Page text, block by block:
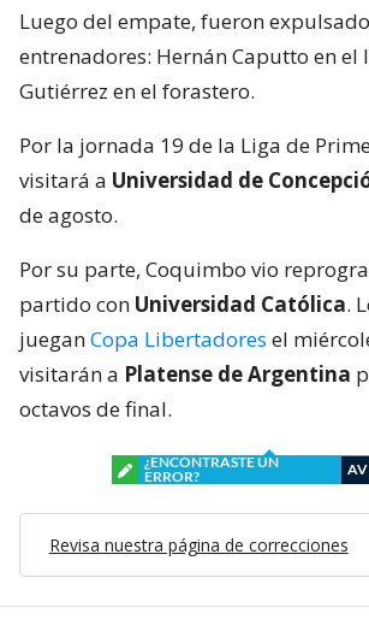
Luego del empate, fueron
entrenadores: Hernán Caputto en el
Gutiérrez en el forastero.
Por la jornada 19 de la Liga de
visitará a Universidad de
de agosto.
Por su parte, Coquimbo vio
partido con Universidad Católica.
jueganCopa Libertadores el
visitarán a Platense de Argentina
octavos de final.
¿ENCONTRASTE UN
ERROR?
Revisa nuestra página de correcciones